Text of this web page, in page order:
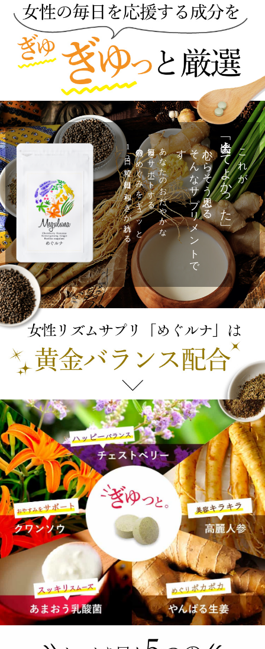
これが
「出会えてよかった」
心からそう思える、
そ
ん
な
サ
プ
リ
メ
ン
ト
で
す
。
あなたのおだやかな
毎日をサポートする
自然のめぐみをギュッと
1
2
粒で毎日に和らぎが訪れる